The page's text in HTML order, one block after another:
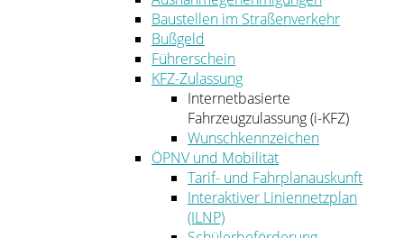
Baustellen im Straßenverkehr
Bußgeld
Führerschein
KFZ-Zulassung
Internetbasierte
Fahrzeugzulassung (i-KFZ)
Wunschkennzeichen
ÖPNV und Mobilität
Tarif- und Fahrplanauskunft
Interaktiver Liniennetzplan
(ILNP)